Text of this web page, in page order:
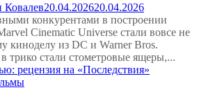
Ковалев20.04.202620.04.2026
конкурентами в построении
Cinematic Universe стали вовсе не
киноделу из DC и Warner Bros.
трико стали стометровые ящеры,...